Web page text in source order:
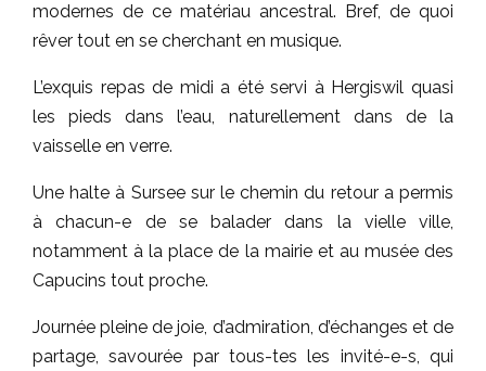
modernes de ce matériau ancestral. Bref, de quoi
rêver tout en se cherchant en musique.
L’exquis repas de midi a été servi à Hergiswil quasi
les pieds dans l’eau, naturellement dans de la
vaisselle en verre.
Une halte à Sursee sur le chemin du retour a permis
à chacun-e de se balader dans la vielle ville,
notamment à la place de la mairie et au musée des
Capucins tout proche.
Journée pleine de joie, d’admiration, d’échanges et de
partage, savourée par tous-tes les invité-e-s, qui